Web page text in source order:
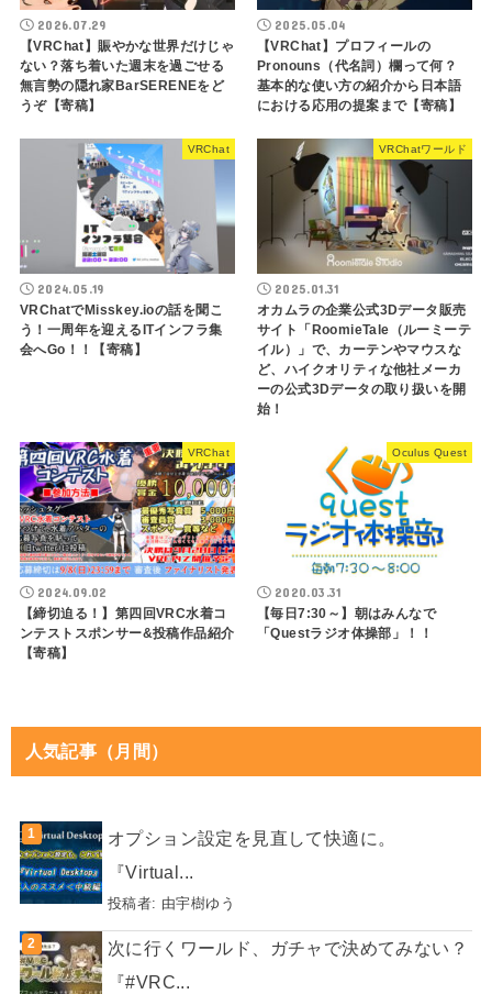
2026.07.29
【VRChat】賑やかな世界だけじゃ
ない？落ち着いた週末を過ごせる
無言勢の隠れ家BarSERENEをど
うぞ【寄稿】
2025.05.04
【VRChat】プロフィールの
Pronouns（代名詞）欄って何？
基本的な使い方の紹介から日本語
における応用の提案まで【寄稿】
VRChat
2024.05.19
VRChatでMisskey.ioの話を聞こ
う！一周年を迎えるITインフラ集
会へGo！！【寄稿】
VRChatワールド
2025.01.31
オカムラの企業公式3Dデータ販売
サイト「RoomieTale（ルーミーテ
イル）」で、カーテンやマウスな
ど、ハイクオリティな他社メーカ
ーの公式3Dデータの取り扱いを開
始！
VRChat
2024.09.02
【締切迫る！】第四回VRC水着コ
ンテストスポンサー&投稿作品紹介
【寄稿】
Oculus Quest
2020.03.31
【毎日7:30～】朝はみんなで
「Questラジオ体操部」！！
人気記事（月間）
オプション設定を見直して快適に。
『Virtual...
投稿者: 由宇樹ゆう
次に行くワールド、ガチャで決めてみない？
『#VRC...